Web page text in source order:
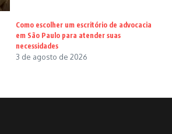
Como escolher um escritório de advocacia
em São Paulo para atender suas
necessidades
3 de agosto de 2026